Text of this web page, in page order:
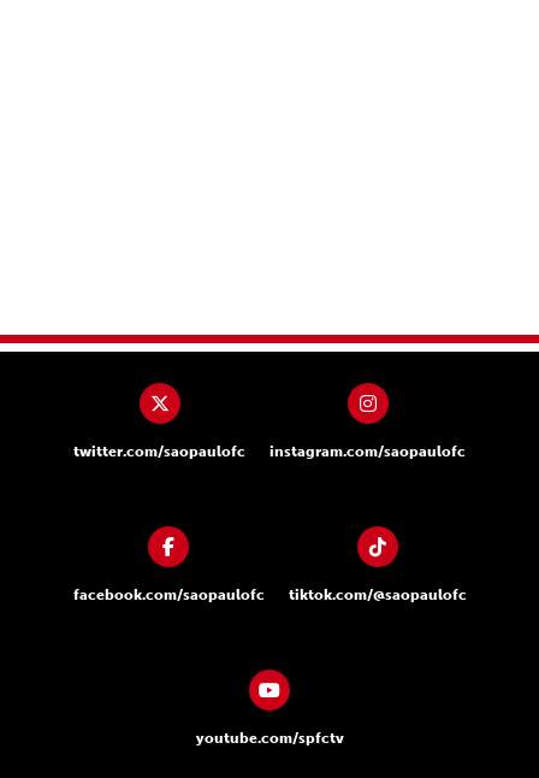
twitter.com/saopaulofc instagram.com/saopaulofc
facebook.com/saopaulofc tiktok.com/@saopaulofc
youtube.com/spfctv